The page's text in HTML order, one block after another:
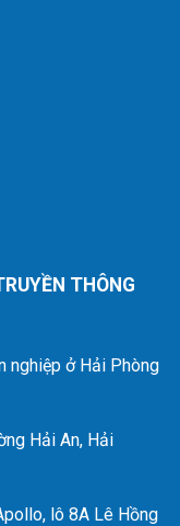
THÔNG
nghiệp ở Hải Phòng
Hải An, Hải
lô 8A Lê Hồng